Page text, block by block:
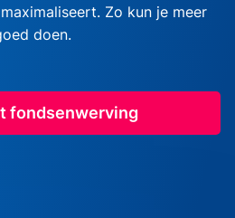
Zo kun je meer
doen.
fondsenwerving